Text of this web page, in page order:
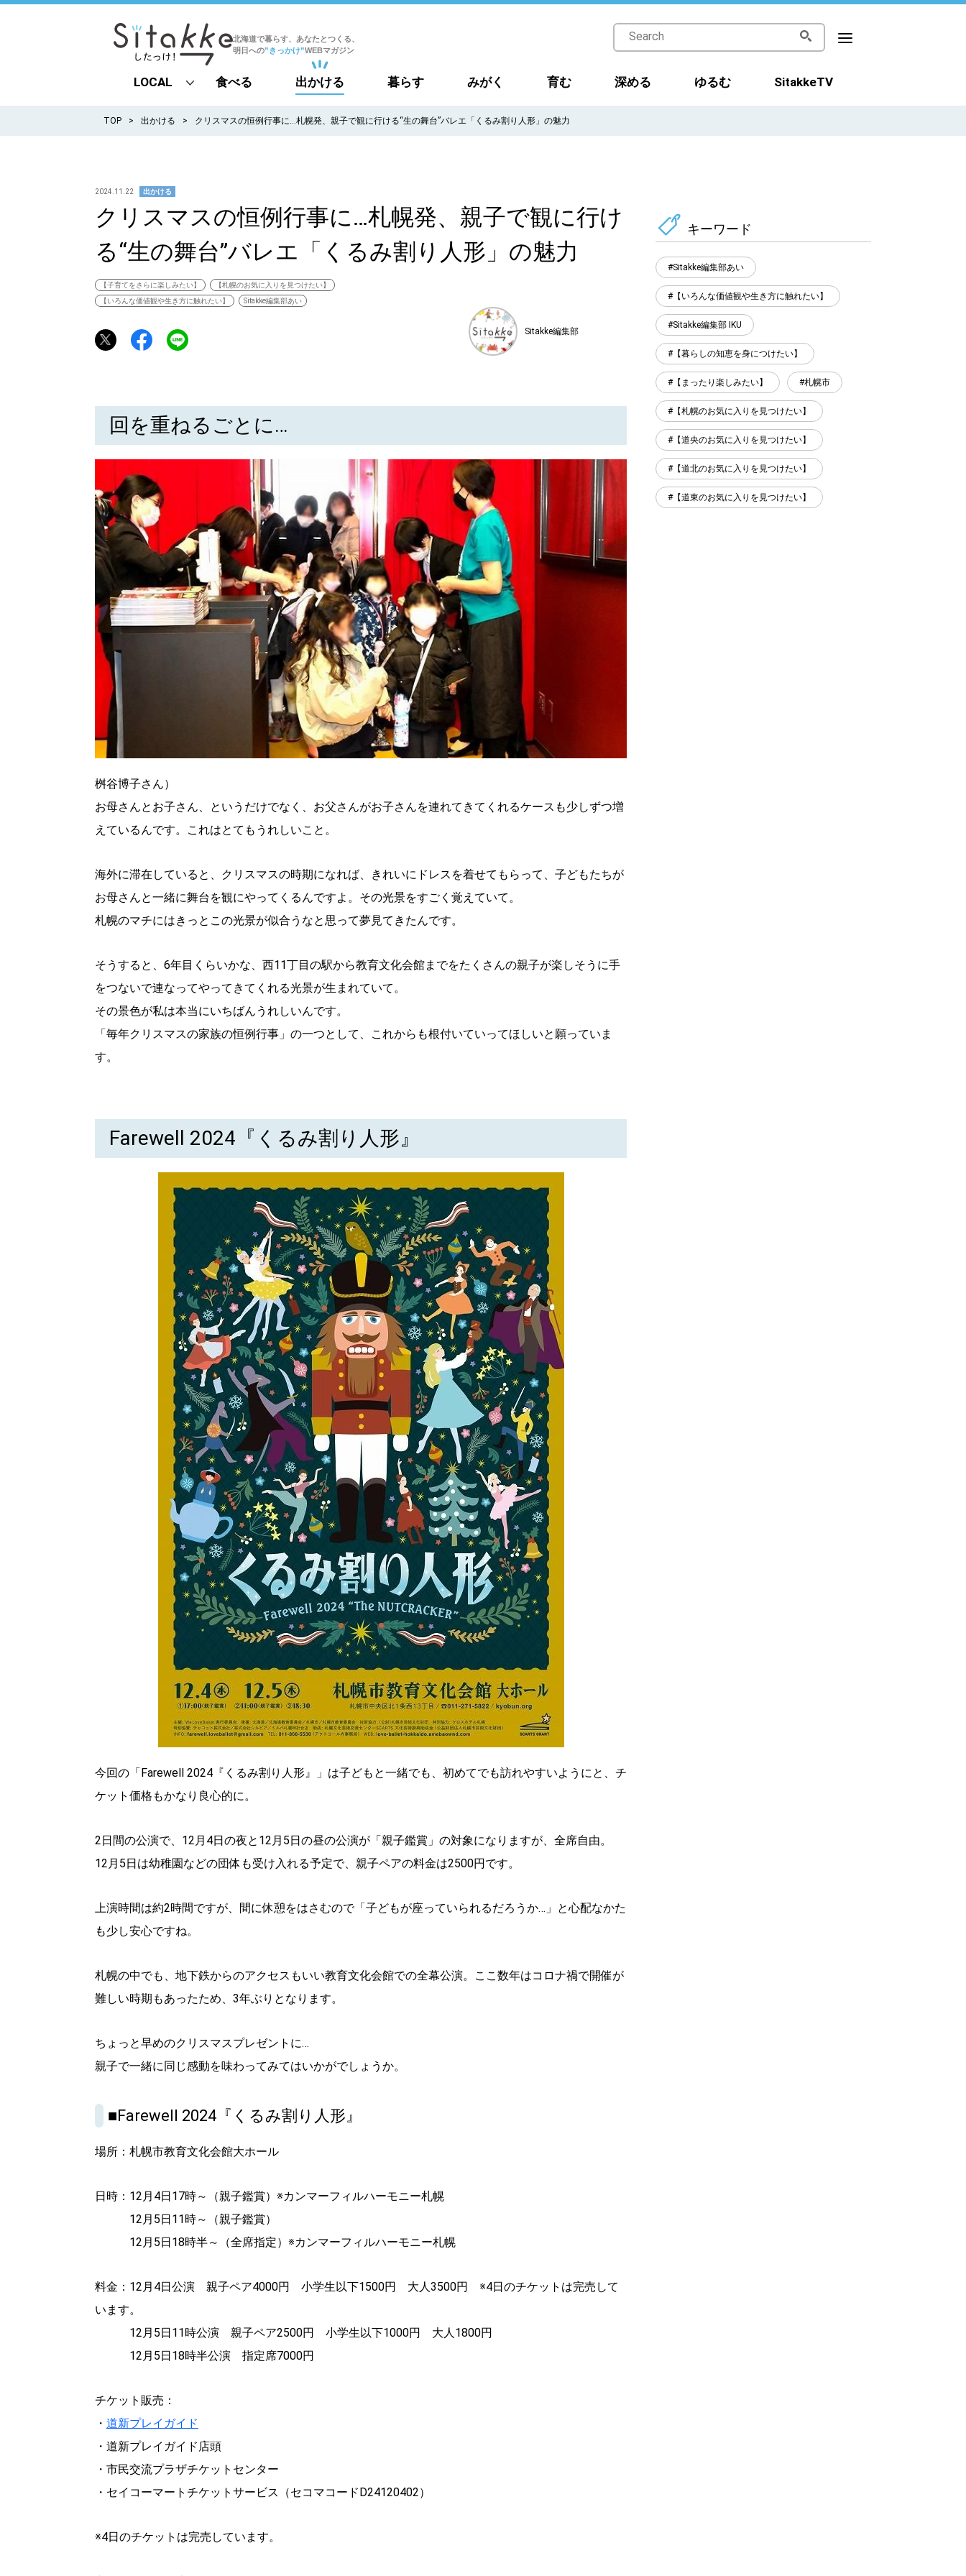
北海道で暮らす、あなたとつくる、
明日への”きっかけ”WEBマガジン
北海道で暮らす、あなたとつくる、
明日への”きっかけ”WEBマガジン
パートナーメディア Sitakkeパートナー
広告掲載 情報提供・お問い合わせ 利用規約
プライバシーポリシー
SEARCH
検索する
CATEGORY
カテゴリー
LOCAL
KEYWORD
【まったり楽しみたい】
【道東のお気に入りを見つけたい】
LOCAL
all
道北
道南
道東
道央
食べる 出かける 暮らす みがく 育む 深める ゆるむ SitakkeTV
TOP 出かける クリスマスの恒例行事に…札幌発、親子で観に行ける“生の舞台”バレエ「くるみ割り人形」の魅力
2024.11.22 出かける
クリスマスの恒例行事に…札幌発、親子で観に行け
る“生の舞台”バレエ「くるみ割り人形」の魅力
【子育てをさらに楽しみたい】
【札幌のお気に入りを見つけたい】
【いろんな価値観や生き方に触れたい】
Sitakke編集部あい
Sitakke編集部
回を重ねるごとに…
桝谷博子さん）
お母さんとお子さん、というだけでなく、お父さんがお子さんを連れてきてくれるケースも少しずつ増
えているんです。これはとてもうれしいこと。
海外に滞在していると、クリスマスの時期になれば、きれいにドレスを着せてもらって、子どもたちが
お母さんと一緒に舞台を観にやってくるんですよ。その光景をすごく覚えていて。
札幌のマチにはきっとこの光景が似合うなと思って夢見てきたんです。
そうすると、6年目くらいかな、西11丁目の駅から教育文化会館までをたくさんの親子が楽しそうに手
をつないで連なってやってきてくれる光景が生まれていて。
その景色が私は本当にいちばんうれしいんです。
「毎年クリスマスの家族の恒例行事」の一つとして、これからも根付いていってほしいと願っていま
す。
Farewell 2024『くるみ割り人形』
今回の「Farewell 2024『くるみ割り人形』」は子どもと一緒でも、初めてでも訪れやすいようにと、チ
ケット価格もかなり良心的に。
2日間の公演で、12月4日の夜と12月5日の昼の公演が「親子鑑賞」の対象になりますが、全席自由。
12月5日は幼稚園などの団体も受け入れる予定で、親子ペアの料金は2500円です。
上演時間は約2時間ですが、間に休憩をはさむので「子どもが座っていられるだろうか…」と心配なかた
も少し安心ですね。
札幌の中でも、地下鉄からのアクセスもいい教育文化会館での全幕公演。ここ数年はコロナ禍で開催が
難しい時期もあったため、3年ぶりとなります。
ちょっと早めのクリスマスプレゼントに…
親子で一緒に同じ感動を味わってみてはいかがでしょうか。
■Farewell 2024『くるみ割り人形』
場所：札幌市教育文化会館大ホール
日時：12月4日17時～（親子鑑賞）※カンマーフィルハーモニー札幌
12月5日11時～（親子鑑賞）
12月5日18時半～（全席指定）※カンマーフィルハーモニー札幌
料金：12月4日公演 親子ペア4000円 小学生以下1500円 大人3500円 ※4日のチケットは完売して
います。
12月5日11時公演 親子ペア2500円 小学生以下1000円 大人1800円
12月5日18時半公演 指定席7000円
チケット販売：
・ 道新プレイガイド
・道新プレイガイド店頭
・市民交流プラザチケットセンター
・セイコーマートチケットサービス（セコマコードD24120402）
※4日のチケットは完売しています。
キーワード
Sitakke編集部あい
【いろんな価値観や生き方に触れたい】
Sitakke編集部 IKU
【暮らしの知恵を身につけたい】
【まったり楽しみたい】 札幌市
【札幌のお気に入りを見つけたい】
【道央のお気に入りを見つけたい】
【道北のお気に入りを見つけたい】
【道東のお気に入りを見つけたい】